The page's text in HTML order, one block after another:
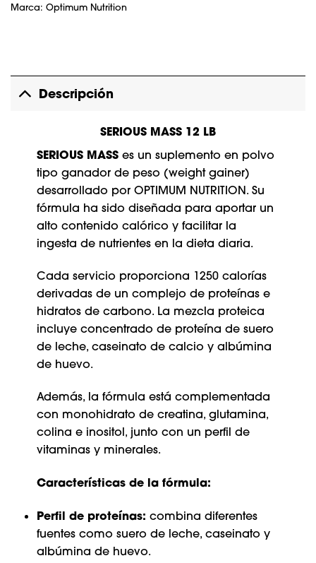
Marca: Optimum Nutrition
Descripción
SERIOUS MASS 12 LB
SERIOUS MASSes un suplemento en polvo
tipo ganador de peso (weight gainer)
desarrollado por OPTIMUM NUTRITION. Su
fórmula ha sido diseñada para aportar un
alto contenido calórico y facilitar la
ingesta de nutrientes en la dieta diaria.
Cada servicio proporciona 1250 calorías
derivadas de un complejo de proteínas e
hidratos de carbono. La mezcla proteica
incluye concentrado de proteína de suero
de leche, caseinato de calcio y albúmina
de huevo.
Además, la fórmula está complementada
con monohidrato de creatina, glutamina,
colina e inositol, junto con un perfil de
vitaminas y minerales.
Características de la fórmula:
Perfil de proteínas: combina diferentes
fuentes como suero de leche, caseinato y
albúmina de huevo.